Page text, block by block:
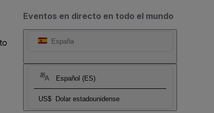
Eventos en directo en todo el mundo
España
Español (ES)
US$ Dolar estadounidense